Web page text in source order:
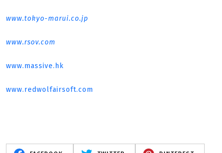
www.tokyo-marui.co.jp
www.rsov.com
www.massive.hk
www.redwolfairsoft.com